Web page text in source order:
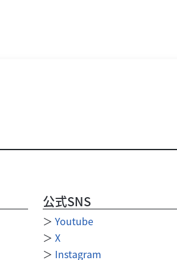
公式SNS
＞ Youtube
＞ X
＞ Instagram